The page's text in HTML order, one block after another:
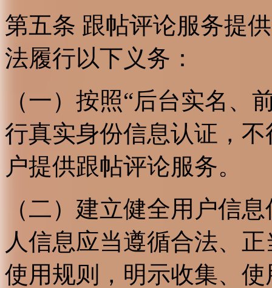
第五条 跟帖评论服务提
法履行以下义务：
（一）按照“后台实名、
行真实身份信息认证，
户提供跟帖评论服务。
（二）建立健全用户信
人信息应当遵循合法、
使用规则，明示收集、